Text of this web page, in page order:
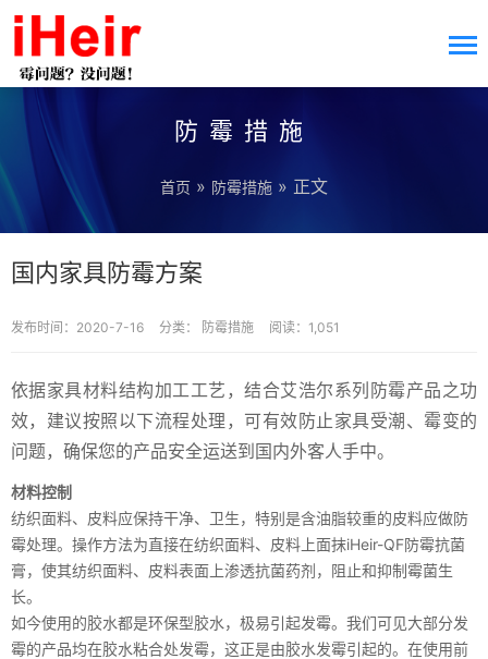
防霉措施
首页 » 防霉措施 » 正文
国内家具防霉方案
发布时间：2020-7-16 分类： 防霉措施 阅读：1,051
依据家具材料结构加工工艺，结合艾浩尔系列防霉产品之功
效，建议按照以下流程处理，可有效防止家具受潮、霉变的
问题，确保您的产品安全运送到国内外客人手中。
材料控制
纺织面料、皮料应保持干净、卫生，特别是含油脂较重的皮料应做防
霉处理。操作方法为直接在纺织面料、皮料上面抹iHeir-QF防霉抗菌
膏，使其纺织面料、皮料表面上渗透抗菌药剂，阻止和抑制霉菌生
长。
如今使用的胶水都是环保型胶水，极易引起发霉。我们可见大部分发
霉的产品均在胶水粘合处发霉，这正是由胶水发霉引起的。在使用前